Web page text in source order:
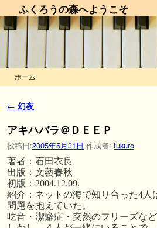
ふくろうの森へようこそ
ホーム
投稿ナビゲーション
← 幻夜
アキハバラ＠ＤＥＥＰ
投稿日:2005年5月31日 作成者: fukuro
著者：石田衣良
出版：文藝春秋
初版：2004.12.09.
紹介：ネットの海で知り合った4人
問題を抱えていた。
吃音・潔癖症・突然のフリーズなど